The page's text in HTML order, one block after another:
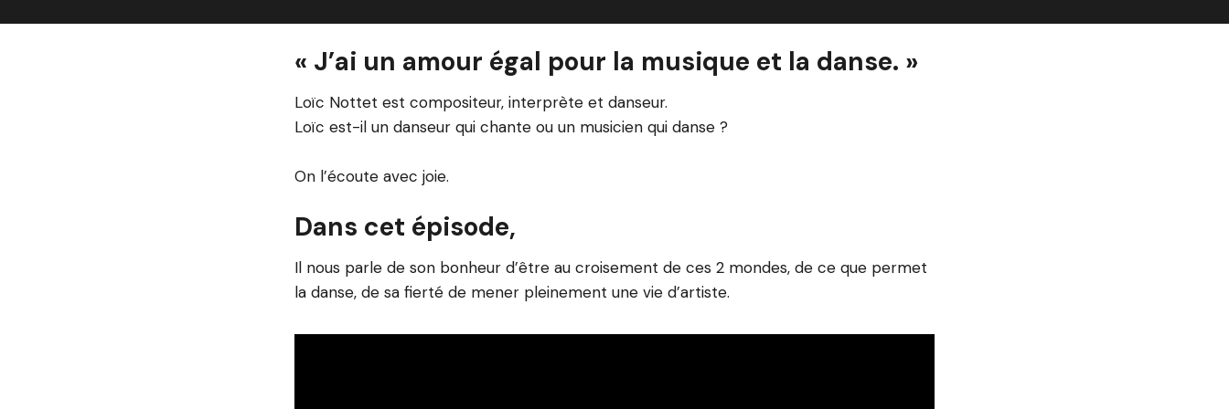
« J’ai un amour égal pour la musique et la danse. »
Loïc Nottet est compositeur, interprète et danseur.
Loïc est-il un danseur qui chante ou un musicien qui danse ?
On l’écoute avec joie.
Dans cet épisode,
Il nous parle de son bonheur d’être au croisement de ces 2 mondes, de ce que permet
la danse, de sa fierté de mener pleinement une vie d’artiste.